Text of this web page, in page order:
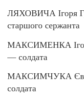
ЛЯХОВИЧА Ігоря
старшого сержанта
МАКСИМЕНКА
— солдата
МАКСИМЧУКА
солдата